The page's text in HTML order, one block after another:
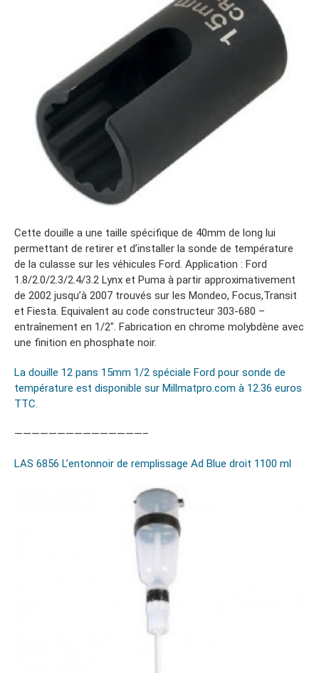
Cette douille a une taille spécifique de 40mm de long lui
permettant de retirer et d’installer la sonde de température
de la culasse sur les véhicules Ford. Application : Ford
1.8/2.0/2.3/2.4/3.2 Lynx et Puma à partir approximativement
de 2002 jusqu’à 2007 trouvés sur les Mondeo, Focus,Transit
et Fiesta. Equivalent au code constructeur 303-680 –
entraînement en 1/2″. Fabrication en chrome molybdène avec
une finition en phosphate noir.
La douille 12 pans 15mm 1/2 spéciale Ford pour sonde de
température est disponible sur Millmatpro.com à 12.36 euros
TTC.
———————————————–
LAS 6856 L’entonnoir de remplissage Ad Blue droit 1100 ml